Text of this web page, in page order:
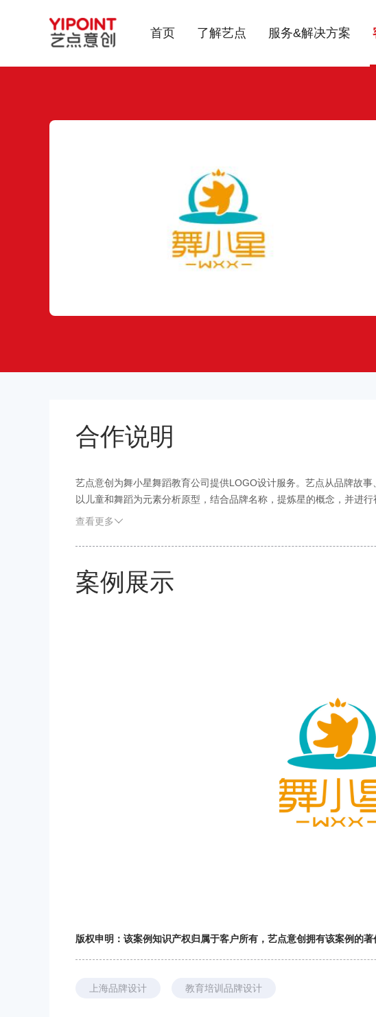
首页 了解艺点 服务&解决方案
合作说明
艺点意创为舞小星舞蹈教育公司提供LOGO设计服务。艺点从品牌故
以儿童和舞蹈为元素分析原型，结合品牌名称，提炼星的概念，并进
尤其是头上的皇冠，更是起到了很好的点缀效果，以及视觉气质。
查看更多
案例展示
版权申明：该案例知识产权归属于客户所有，艺点意创拥有该案例的
上海品牌设计 教育培训品牌设计